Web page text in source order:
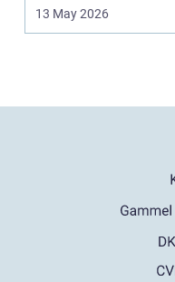
godt bur gi...
13 May 2026